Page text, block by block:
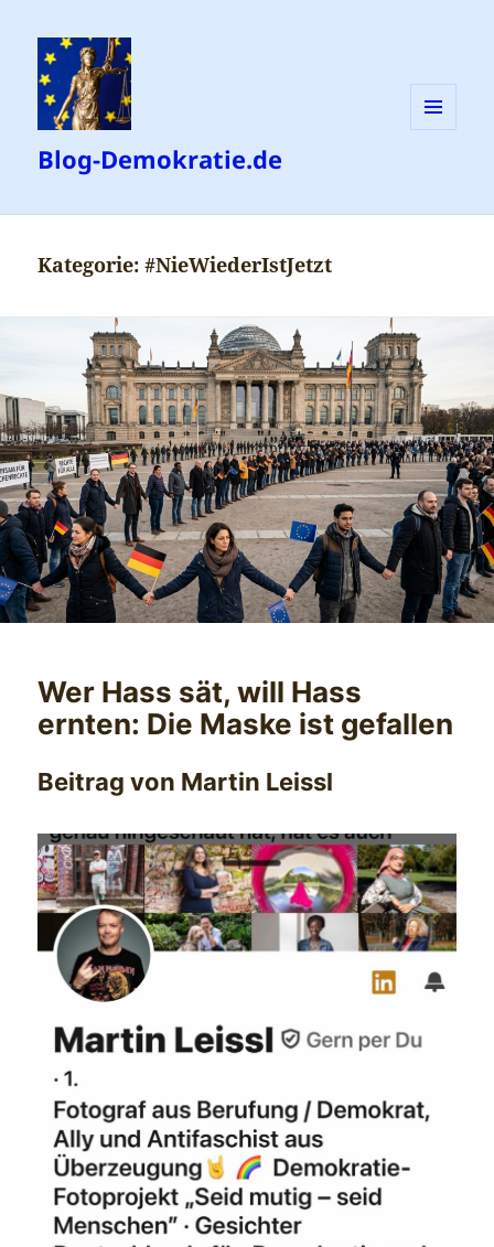
Blog-Demokratie.de
Kategorie:#NieWiederIstJetzt
Wer Hass sät, will Hass
ernten: Die Maske ist gefallen
Beitrag von Martin Leissl